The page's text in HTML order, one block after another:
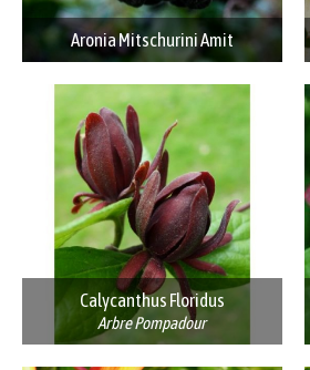
Aronia Mitschurini Amit
Calycanthus Floridus
Arbre Pompadour